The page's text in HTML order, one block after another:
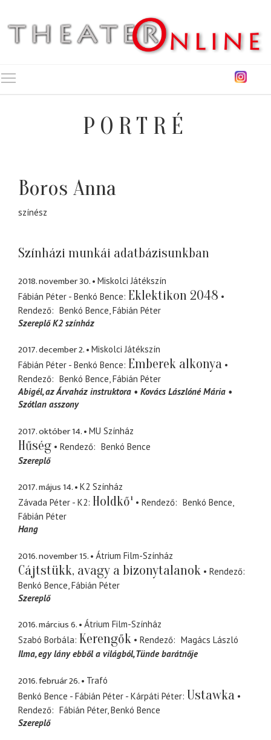
PORTRÉ
Boros Anna
színész
Színházi munkái adatbázisunkban
2018. november 30.
Miskolci Játékszín
Fábián Péter - Benkó Bence Eklektikon 2048
Rendező Benkó Bence Fábián Péter
Szereplő K2 színház
2017. december 2.
Miskolci Játékszín
Fábián Péter - Benkó Bence Emberek alkonya
Rendező Benkó Bence Fábián Péter
Abigél az Árvaház instruktora
Kovács Lászlóné Mária
Szótlan asszony
2017. október 14. MU Színház
Hűség Rendező
Benkó Bence
Szereplő
2017. május 14.
K2 Színház
Závada Péter - K2 Holdkő¹ Rendező
Benkó Bence
Fábián Péter
Hang
2016. november 15. Átrium Film-Színház
Cájtstükk, avagy a bizonytalanok
Rendező
Benkó Bence Fábián Péter
Szereplő
2016. március 6.
Átrium Film-Színház
Szabó Borbála Kerengők Rendező
Magács László
Ilma egy lány ebből a világból, Tünde barátnője
2016. február 26.
Trafó
Benkó Bence - Fábián Péter - Kárpáti Péter Ustawka
Rendező Fábián Péter Benkó Bence
Szereplő